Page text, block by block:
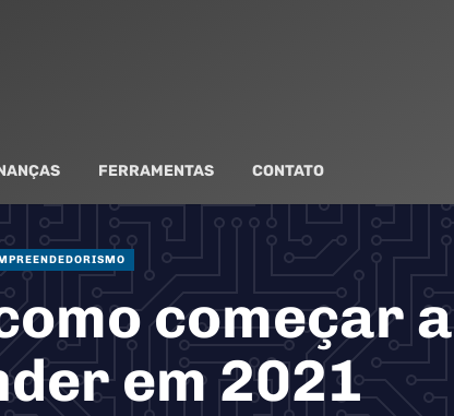
FERRAMENTAS CONTATO
começar a
em 2021